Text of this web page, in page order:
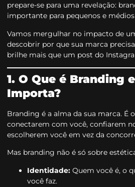
prepare-se para uma revelação:
importante para pequenos e
Vamos mergulhar no impacto de
descobrir por que sua marca
brilhe mais que um post do
1. O Que é Branding
Importa?
Branding é a alma da sua marca. É
conectarem com você, confiarem
escolherem você em vez da
Mas branding não é só sobre
Identidade: Quem você é, o
você faz.